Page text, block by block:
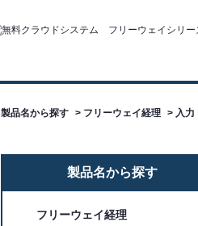
製品名から探す > フリーウェイ経理 > 入力
製品名から探す
フリーウェイ経理